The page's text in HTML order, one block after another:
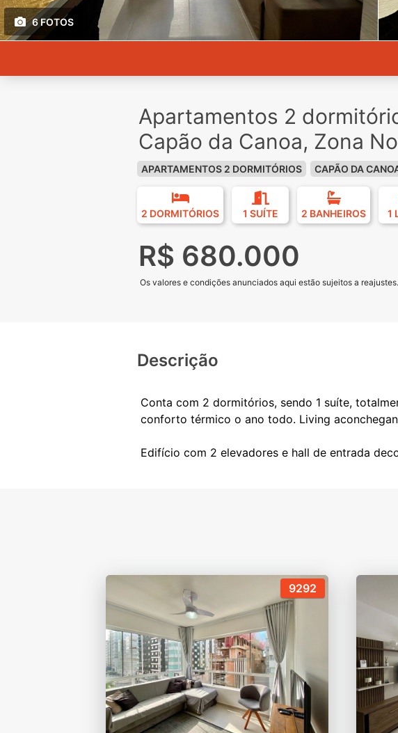
6 FOTOS
Apartamentos 2
Capão da Canoa, Zona
APARTAMENTOS 2 DORMITÓRIOS CAPÃO DA
2 DORMITÓRIOS 1 SUÍTE 2 BANHEIROS 1
R$ 680.000
Os valores e condições anunciados aqui estão sujeitos a reajustes.
Descrição
Conta com 2 dormitórios, sendo 1 suíte,
conforto térmico o ano todo. Living
9292